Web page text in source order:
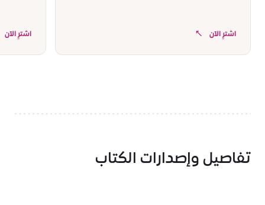
اشترِ الآن اشترِ الآن
تفاصيل وإصدارات الكتاب